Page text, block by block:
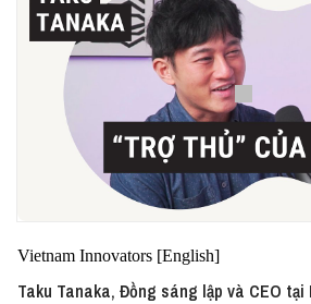
Vietnam Innovators [English]
Taku Tanaka, Đồng sáng lập và CEO tại